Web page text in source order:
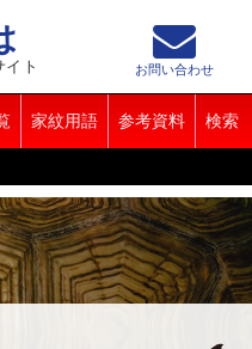
ト
家紋用語 参考資料 検索
お問い合わせ